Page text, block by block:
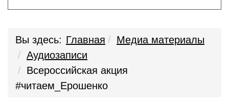
Вы здесь: Главная
Медиа материалы
Аудиозаписи
Всероссийская акция
#читаем_Ерошенко